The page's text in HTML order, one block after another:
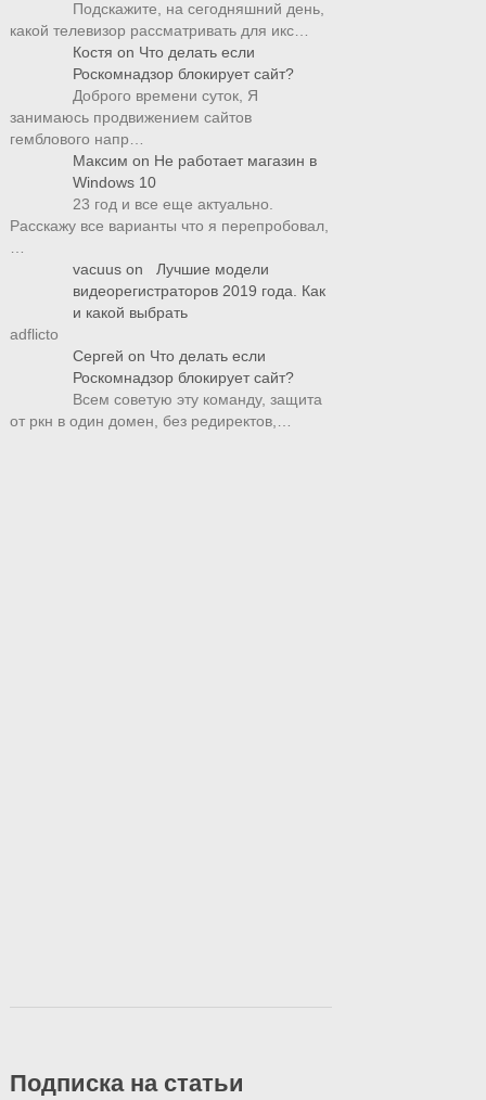
Подскажите, на сегодняшний день,
какой телевизор рассматривать для икс…
Костя on Что делать если
Роскомнадзор блокирует сайт?
Доброго времени суток, Я
занимаюсь продвижением сайтов
гемблового напр…
Максим on Не работает магазин в
Windows 10
23 год и все еще актуально.
Расскажу все варианты что я перепробовал,
vacuus on
Лучшие модели
видеорегистраторов 2019 года. Как
и какой выбрать
adflicto
Сергей on Что делать если
Роскомнадзор блокирует сайт?
Всем советую эту команду, защита
от ркн в один домен, без редиректов,…
Подписка на статьи